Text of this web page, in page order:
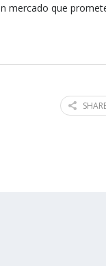
mercado que